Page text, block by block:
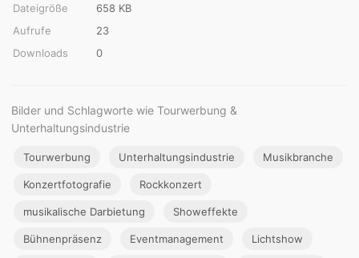
Dateigröße
658 KB
Aufrufe
23
Downloads
0
Bilder und Schlagworte wie Tourwerbung &
Unterhaltungsindustrie
Tourwerbung Unterhaltungsindustrie Musikbranche
Konzertfotografie Rockkonzert
musikalische Darbietung Showeffekte
Bühnenpräsenz Eventmanagement Lichtshow